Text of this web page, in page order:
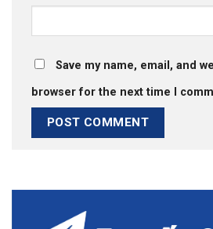
Save my name, email, and
browser for the next time I